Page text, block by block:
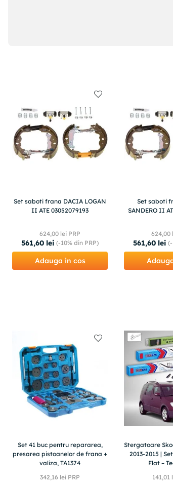
Set saboti frana DACIA LOGAN
II ATE 03052079193
624,00 lei PRP
561,60 lei (-10% din PRP)
Adauga in cos
Set saboti
SANDERO II
624,00
561,60 lei (-
Set 41 buc pentru repararea,
presarea pistoanelor de frana +
valiza, TA1374
342,16 lei PRP
Stergatoare
2013-2015 |
Flat –
141,01